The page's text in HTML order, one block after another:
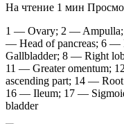
На чтение 1 мин
1 — Ovary; 2 — Ampulla;
— Head of pancreas; 6 —
Gallbladder; 8 — Right
11 — Greater omentum;
ascending part; 14 —
16 — Ileum; 17 —
bladder